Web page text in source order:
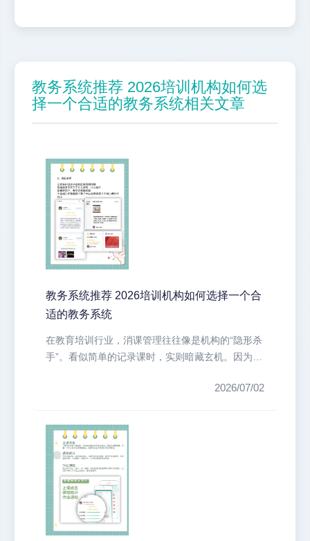
教务系统推荐 2026培训机构如何选
择一个合适的教务系统相关文章
教务系统推荐 2026培训机构如何选择一个合
适的教务系统
在教育培训行业，消课管理往往像是机构的“隐形杀
手”。看似简单的记录课时，实则暗藏玄机。因为课
2026/07/02